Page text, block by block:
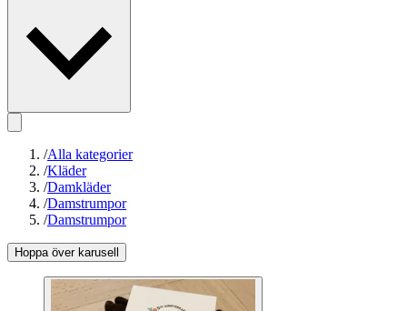
/Alla kategorier
/Kläder
/Damkläder
/Damstrumpor
/Damstrumpor
Hoppa över karusell